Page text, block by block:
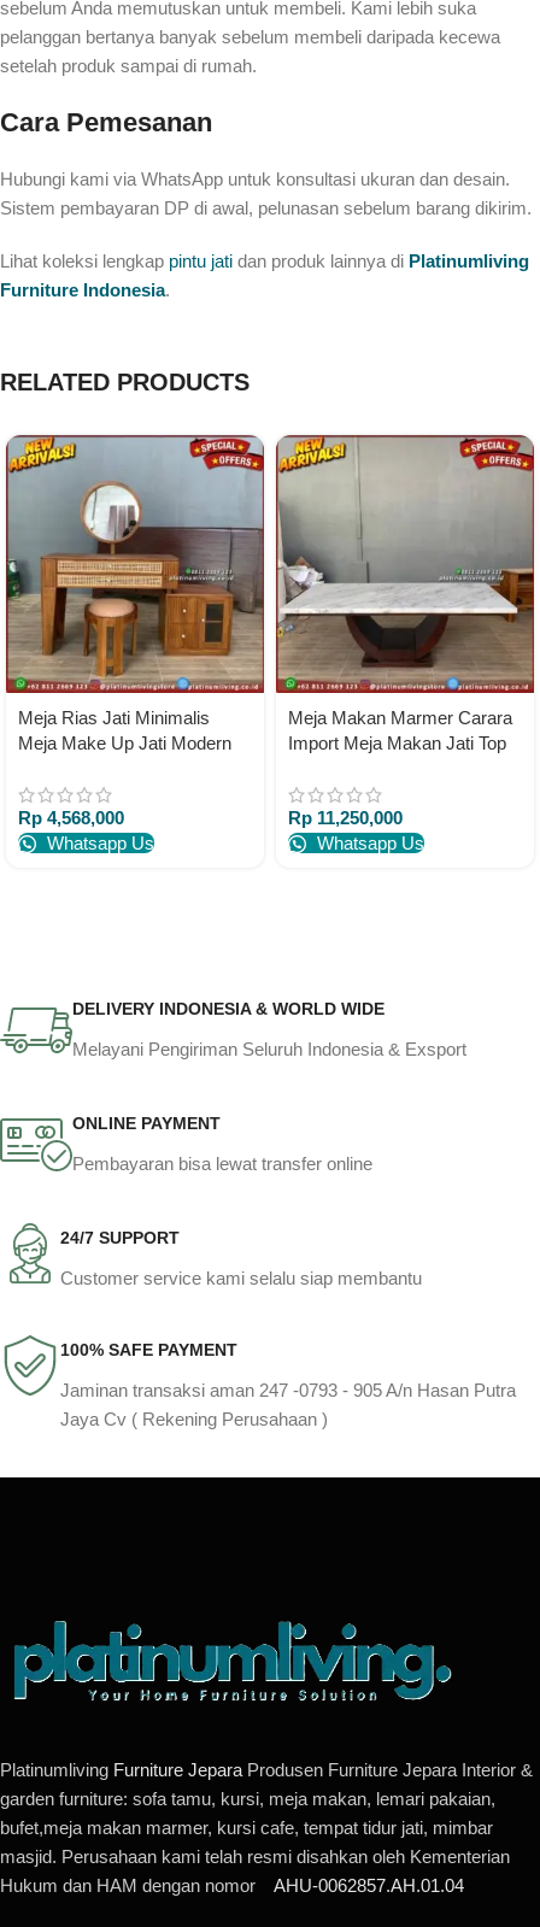
sebelum Anda memutuskan untuk membeli. Kami lebih suka
pelanggan bertanya banyak sebelum membeli daripada kecewa
setelah produk sampai di rumah.
Cara Pemesanan
Hubungi kami via WhatsApp untuk konsultasi ukuran dan desain.
Sistem pembayaran DP di awal, pelunasan sebelum barang dikirim.
Lihat koleksi lengkap pintu jati dan produk lainnya di Platinumliving
Furniture Indonesia.
RELATED PRODUCTS
Meja Rias Jati Minimalis
Meja Make Up Jati Modern
Rp 4,568,000
Whatsapp Us
Meja Makan Marmer Carara
Import Meja Makan Jati Top
Rp 11,250,000
Whatsapp Us
DELIVERY INDONESIA & WORLD WIDE
Melayani Pengiriman Seluruh Indonesia & Exsport
ONLINE PAYMENT
Pembayaran bisa lewat transfer online
24/7 SUPPORT
Customer service kami selalu siap membantu
100% SAFE PAYMENT
Jaminan transaksi aman 247 -0793 - 905 A/n Hasan Putra
Jaya Cv ( Rekening Perusahaan )
Platinumliving Furniture Jepara Produsen Furniture Jepara Interior &
garden furniture: sofa tamu, kursi, meja makan, lemari pakaian,
bufet,meja makan marmer, kursi cafe, tempat tidur jati, mimbar
masjid. Perusahaan kami telah resmi disahkan oleh Kementerian
Hukum dan HAM dengan nomor AHU-0062857.AH.01.04